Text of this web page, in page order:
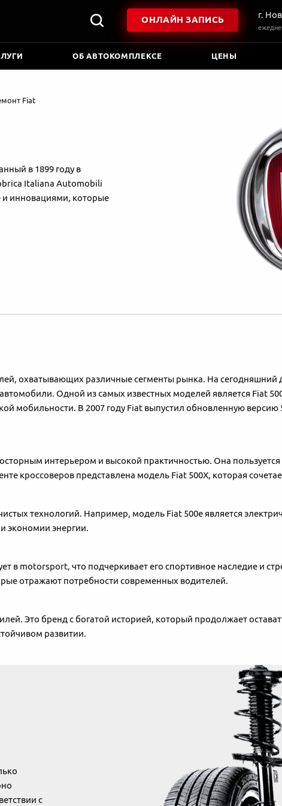
ОНЛАЙН ЗАПИСЬ г.
ОБ АВТОКОМПЛЕКСЕ ЦЕНЫ
Fiat
в 1899 году в
Italiana Automobili
и инновациями, которые
охватывающих различные сегменты рынка. На
Одной из самых известных моделей является Fiat
мобильности. В 2007 году Fiat выпустил обновленную версию
интерьером и высокой практичностью. Она
кроссоверов представлена модель Fiat 500X, которая
технологий. Например, модель Fiat 500e является
экономии энергии.
в motorsport, что подчеркивает его спортивное наследие и
отражают потребности современных водителей.
Это бренд с богатой историей, который продолжает
развитии.
с